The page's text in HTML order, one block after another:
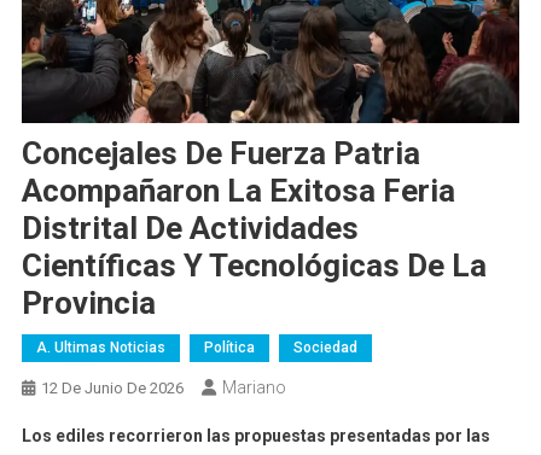
Concejales De Fuerza Patria
Acompañaron La Exitosa Feria
Distrital De Actividades
Científicas Y Tecnológicas De La
Provincia
A. Ultimas Noticias Política Sociedad
12 De Junio De 2026 Mariano
Los ediles recorrieron las propuestas presentadas por las